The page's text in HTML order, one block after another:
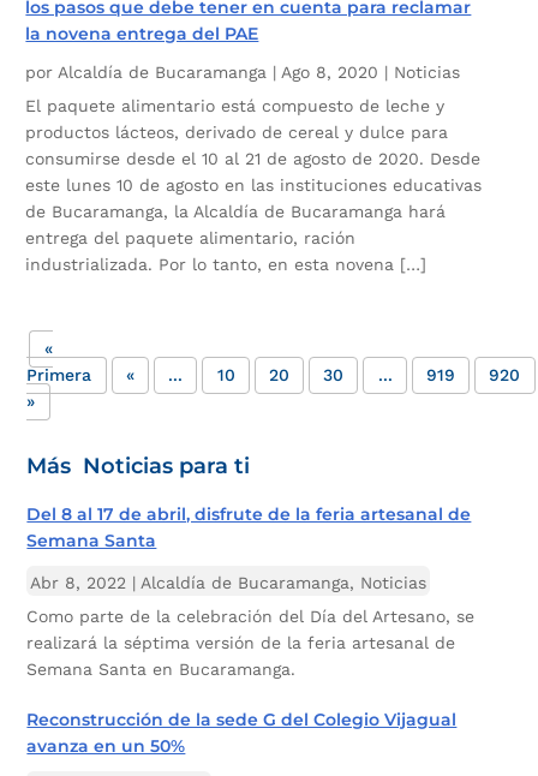
los pasos que debe tener en cuenta para reclamar
la novena entrega del PAE
por Alcaldía de Bucaramanga | Ago 8, 2020 | Noticias
El paquete alimentario está compuesto de leche y
productos lácteos, derivado de cereal y dulce para
consumirse desde el 10 al 21 de agosto de 2020. Desde
este lunes 10 de agosto en las instituciones educativas
de Bucaramanga, la Alcaldía de Bucaramanga hará
entrega del paquete alimentario, ración
industrializada. Por lo tanto, en esta novena […]
«
Primera
« ... 10 20 30 ... 919
920
»
Más Noticias para ti
Del 8 al 17 de abril, disfrute de la feria artesanal de
Semana Santa
Abr 8, 2022 | Alcaldía de Bucaramanga, Noticias
Como parte de la celebración del Día del Artesano, se
realizará la séptima versión de la feria artesanal de
Semana Santa en Bucaramanga.
Reconstrucción de la sede G del Colegio Vijagual
avanza en un 50%